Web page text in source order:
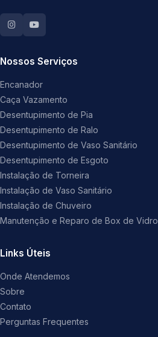
Nossos Serviços
Encanador
Caça Vazamento
Desentupimento de Pia
Desentupimento de Ralo
Desentupimento de Vaso Sanitário
Desentupimento de Esgoto
Instalação de Torneira
Instalação de Vaso Sanitário
Instalação de Chuveiro
Manutenção e Reparo de Box de Vidro
Links Úteis
Onde Atendemos
Sobre
Contato
Perguntas Frequentes